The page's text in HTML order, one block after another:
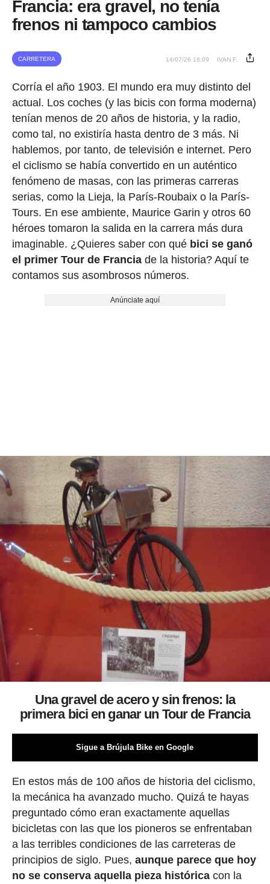
Francia: era gravel, no tenía
frenos ni tampoco cambios
CARRETERA 14/07/26 18:09 IVAN F.
Corría el año 1903. El mundo era muy distinto del
actual. Los coches (y las bicis con forma moderna)
tenían menos de 20 años de historia, y la radio,
como tal, no existiría hasta dentro de 3 más. Ni
hablemos, por tanto, de televisión e internet. Pero
el ciclismo se había convertido en un auténtico
fenómeno de masas, con las primeras carreras
serias, como la Lieja, la París-Roubaix o la París-
Tours. En ese ambiente, Maurice Garin y otros 60
héroes tomaron la salida en la carrera más dura
imaginable. ¿Quieres saber con qué bici se ganó
el primer Tour de Franciade la historia? Aquí te
contamos sus asombrosos números.
Anúnciate aquí
Una gravel de acero y sin frenos: la
primera bici en ganar un Tour de Francia
Sigue a Brújula Bike en Google
En estos más de 100 años de historia del ciclismo,
la mecánica ha avanzado mucho. Quizá te hayas
preguntado cómo eran exactamente aquellas
bicicletas con las que los pioneros se enfrentaban
a las terribles condiciones de las carreteras de
principios de siglo. Pues, aunque parece que hoy
no se conserva aquella pieza históricacon la